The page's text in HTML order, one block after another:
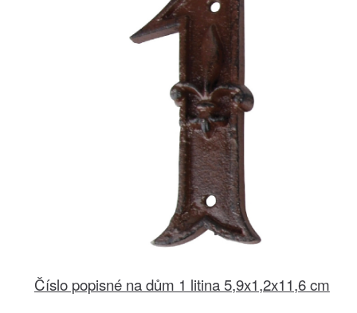
Číslo popisné na dům 1 litina 5,9x1,2x11,6 cm